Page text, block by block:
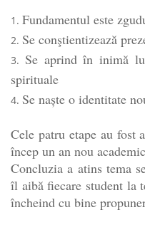
Fundamentul este
Se conştientizează
Se aprind în inimă
spirituale
Se naște o identitate
Cele patru etape au fost
încep un an nou
Concluzia a atins tema
îl aibă fiecare student la
încheind cu bine